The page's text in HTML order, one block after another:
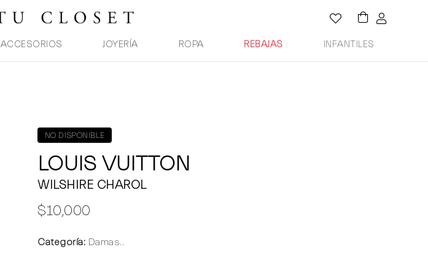
ACCESORIOS JOYERÍA ROPA REBAJAS INFANTILES
NO DISPONIBLE
LOUIS VUITTON
WILSHIRE CHAROL
$10,000
Categoría: Damas..